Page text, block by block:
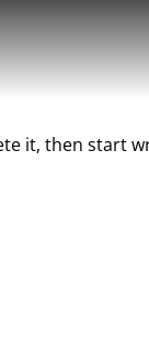
it, then start